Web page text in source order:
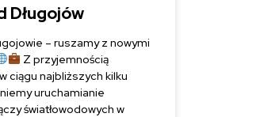
Długojów
– ruszamy z nowymi
Z przyjemnością
ciągu najbliższych kilku
uruchamianie
światłowodowych w